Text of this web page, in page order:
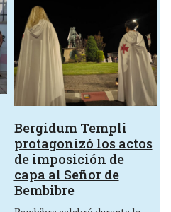
Bergidum Templi
protagonizó los actos
de imposición de
capa al Señor de
Bembibre